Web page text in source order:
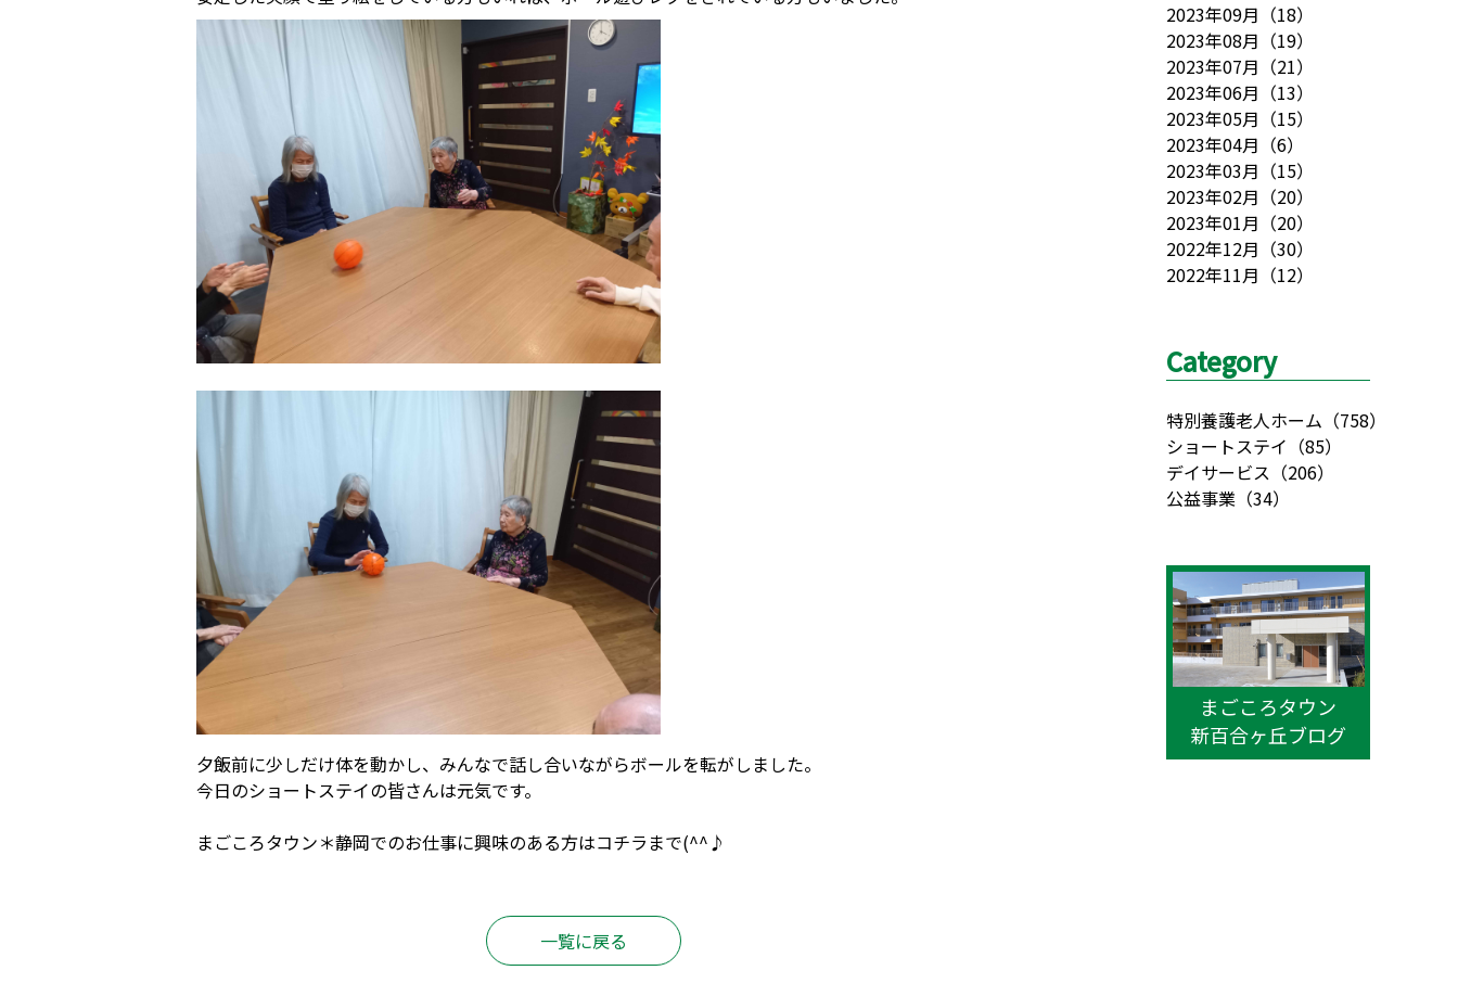
夕飯前に少しだけ体を動かし、みんなで話し合いながらボールを転がしました。
今日のショートステイの皆さんは元気です。
まごころタウン＊静岡でのお仕事に興味のある方はコチラ まで(^^♪
一覧に戻る
2023年09月 （18）
2023年08月 （19）
2023年07月 （21）
2023年06月 （13）
2023年05月 （15）
2023年04月 （6）
2023年03月 （15）
2023年02月 （20）
2023年01月 （20）
2022年12月 （30）
2022年11月 （12）
Category
特別養護老人ホーム （758）
ショートステイ （85）
デイサービス （206）
公益事業 （34）
まごころタウン
新百合ヶ丘ブログ